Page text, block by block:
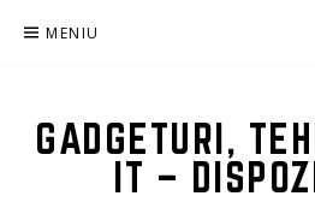
MENIU
GADGETURI,
IT –